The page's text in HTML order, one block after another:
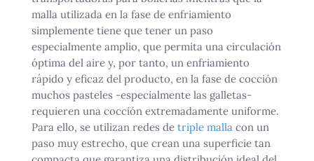
malla utilizada en la fase de enfriamiento
simplemente tiene que tener un paso
especialmente amplio, que permita una circulación
óptima del aire y, por tanto, un enfriamiento
rápido y eficaz del producto, en la fase de cocción
muchos pasteles -especialmente las galletas-
requieren una cocción extremadamente uniforme.
Para ello, se utilizan redes de triple malla con un
paso muy estrecho, que crean una superficie tan